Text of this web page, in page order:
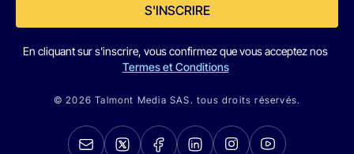
S'INSCRIRE
En cliquant sur s'inscrire, vous confirmez que vous acceptez nos
Termes et Conditions
© 2026 Talmont Media SAS. tous droits réservés.